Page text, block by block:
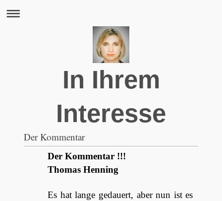
In Ihrem
Interesse
Der Kommentar
Der Kommentar !!!
Thomas Henning
Es hat lange gedauert, aber nun ist es